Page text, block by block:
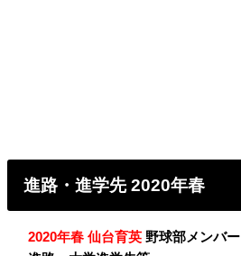
進路・進学先 2020年春
・2020年春 仙台育英 野球部メンバー